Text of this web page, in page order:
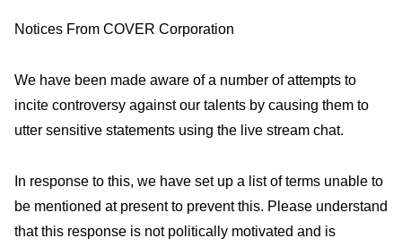
Notices From COVER Corporation
We have been made aware of a number of attempts to
incite controversy against our talents by causing them to
utter sensitive statements using the live stream chat.
In response to this, we have set up a list of terms unable to
be mentioned at present to prevent this. Please understand
that this response is not politically motivated and is